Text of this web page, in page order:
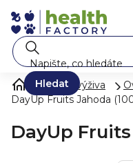
na
obsah
Hledat
Zdravá výživa
DayUp Fruits Jahoda
DayUp